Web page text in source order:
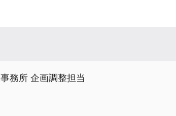
務所 企画調整担当